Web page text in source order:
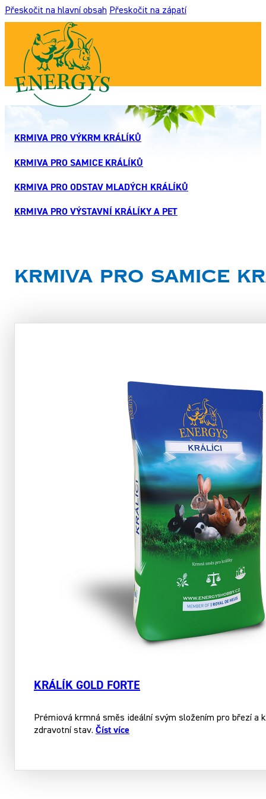
Přeskočit na hlavní obsah Přeskočit na zápatí
KRMIVA PRO VÝKRM KRÁLÍKŮ
KRMIVA PRO SAMICE KRÁLÍKŮ
KRMIVA PRO ODSTAV MLADÝCH KRÁLÍKŮ
KRMIVA PRO VÝSTAVNÍ KRÁLÍKY A PET
Krmiva pro samice
KRÁLÍK GOLD FORTE
Prémiová krmná směs ideální svým složením pro březí a
zdravotní stav. Číst více